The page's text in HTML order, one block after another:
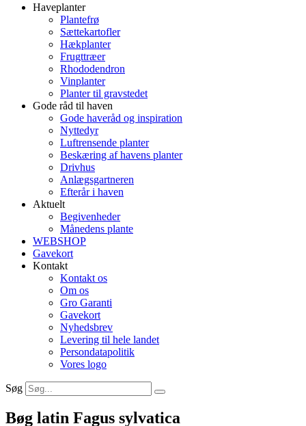
Haveplanter
Plantefrø
Sættekartofler
Hækplanter
Frugttræer
Rhododendron
Vinplanter
Planter til gravstedet
Gode råd til haven
Gode haveråd og inspiration
Nyttedyr
Luftrensende planter
Beskæring af havens planter
Drivhus
Anlægsgartneren
Efterår i haven
Aktuelt
Begivenheder
Månedens plante
WEBSHOP
Gavekort
Kontakt
Kontakt os
Om os
Gro Garanti
Gavekort
Nyhedsbrev
Levering til hele landet
Persondatapolitik
Vores logo
Søg
Bøg latin Fagus sylvatica